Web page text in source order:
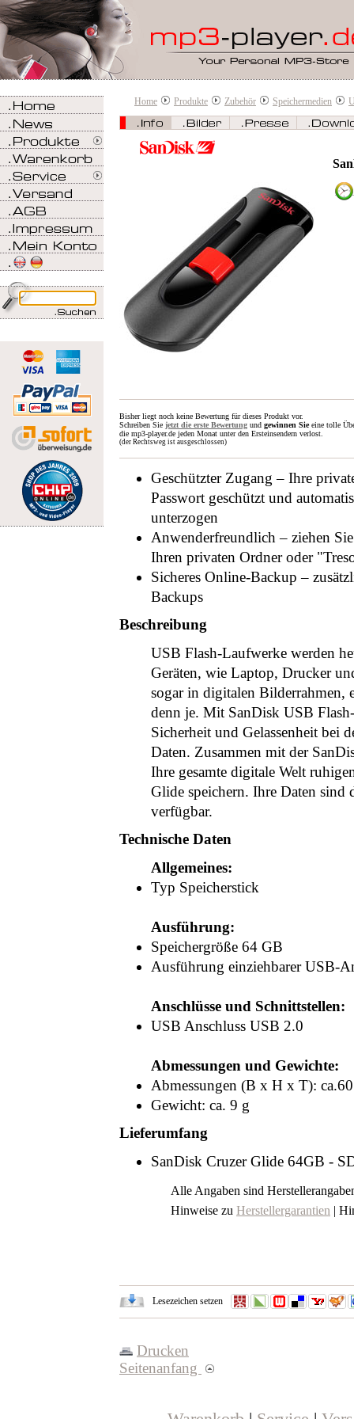
Home Produkte Zubehör Speichermedien
Bisher liegt noch keine Bewertung für dieses Produkt vor.
Schreiben Sie jetzt die erste Bewertung und gewinnen Sieeine tolle
die mp3-player.de jeden Monat unter den Ersteinsendern verlost.
(der Rechtsweg ist ausgeschlossen)
Geschützter Zugang – Ihre
Passwort geschützt und
unterzogen
Anwenderfreundlich – ziehen
Ihren privaten Ordner oder
Sicheres Online-Backup –
Backups
Beschreibung
USB Flash-Laufwerke werden
Geräten, wie Laptop, Drucker
sogar in digitalen Bilderrahmen,
denn je. Mit SanDisk USB
Sicherheit und Gelassenheit bei
Daten. Zusammen mit der
Ihre gesamte digitale Welt
Glide speichern. Ihre Daten sind
verfügbar.
Technische Daten
Allgemeines:
Typ Speicherstick
Ausführung:
Speichergröße 64 GB
Ausführung einziehbarer USB-
Anschlüsse und Schnittstellen:
USB Anschluss USB 2.0
Abmessungen und Gewichte:
Abmessungen (B x H x T):
Gewicht: ca. 9 g
Lieferumfang
SanDisk Cruzer Glide 64GB -
Alle Angaben sind
Hinweise zu Herstellergarantien |
Lesezeichen setzen
Drucken
Seitenanfang